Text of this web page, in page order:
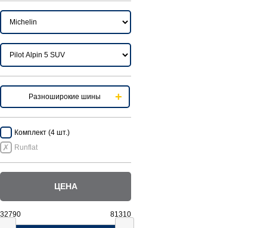
Разноширокие шины
Комплект (4 шт.)
Runflat
ЦЕНА